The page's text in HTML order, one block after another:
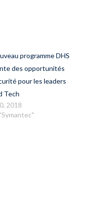
programme DHS
des opportunités
pour les leaders
Tech
2018